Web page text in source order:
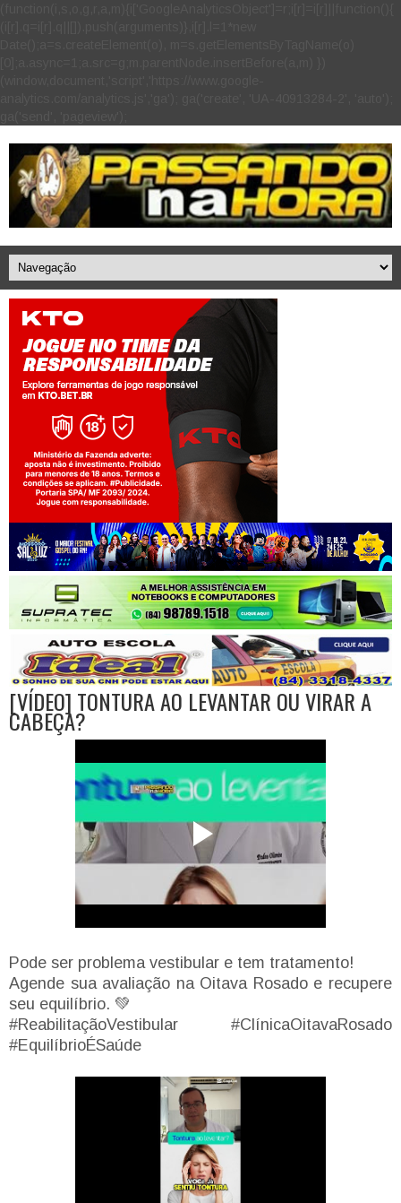
Jogue com responsabilidade. 18+
[VÍDEO] TONTURA AO LEVANTAR OU VIRAR A
CABEÇA?
Pode ser problema vestibular e tem tratamento!
Agende sua avaliação na Oitava Rosado e recupere
seu equilíbrio. 💚
#ReabilitaçãoVestibular #ClínicaOitavaRosado
#EquilíbrioÉSaúde